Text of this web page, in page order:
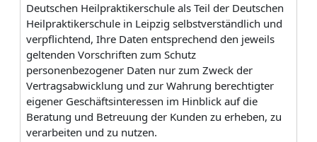
Deutschen Heilpraktikerschule als Teil der Deutschen
Heilpraktikerschule in Leipzig selbstverständlich und
verpflichtend, Ihre Daten entsprechend den jeweils
geltenden Vorschriften zum Schutz
personenbezogener Daten nur zum Zweck der
Vertragsabwicklung und zur Wahrung berechtigter
eigener Geschäftsinteressen im Hinblick auf die
Beratung und Betreuung der Kunden zu erheben, zu
verarbeiten und zu nutzen.